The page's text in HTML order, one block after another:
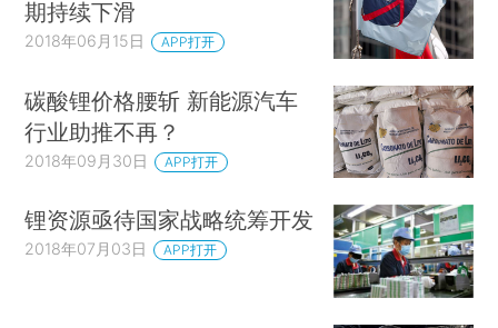
期持续下滑
2018年06月15日 APP打开
碳酸锂价格腰斩 新能源汽车
行业助推不再？
2018年09月30日 APP打开
锂资源亟待国家战略统筹开发
2018年07月03日 APP打开